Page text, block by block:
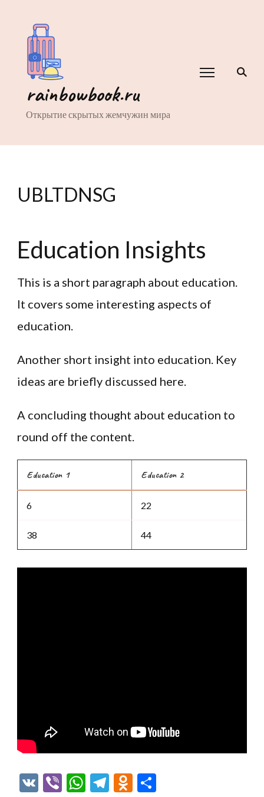
rainbowbook.ru
Открытие скрытых жемчужин мира
UBLTDNSG
Education Insights
This is a short paragraph about education.
It covers some interesting aspects of
education.
Another short insight into education. Key
ideas are briefly discussed here.
A concluding thought about education to
round off the content.
Education 1 Education 2
6 22
38 44
VK ViberWhatsApp
Telegram
Odnoklassniki